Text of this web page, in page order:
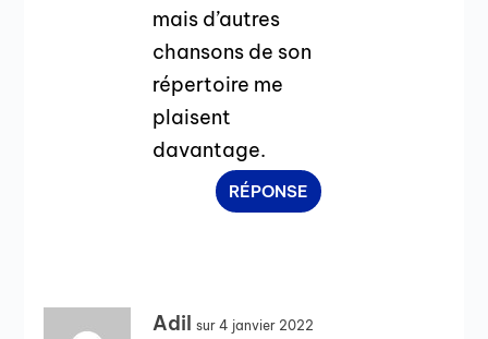
mais d’autres
chansons de son
répertoire me
plaisent
davantage.
RÉPONSE
Adil sur 4 janvier 2022